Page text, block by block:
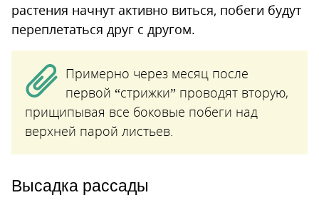
растения начнут активно виться, побеги будут
переплетаться друг с другом.
Примерно через месяц после
первой “стрижки” проводят вторую,
прищипывая все боковые побеги над
верхней парой листьев.
Высадка рассады